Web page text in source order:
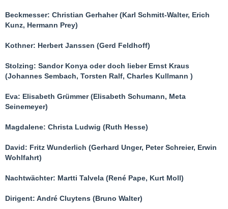
Beckmesser: Christian Gerhaher (Karl Schmitt-Walter, Erich
Kunz, Hermann Prey)
Kothner: Herbert Janssen (Gerd Feldhoff)
Stolzing: Sandor Konya oder doch lieber Ernst Kraus
(Johannes Sembach, Torsten Ralf, Charles Kullmann )
Eva: Elisabeth Grümmer (Elisabeth Schumann, Meta
Seinemeyer)
Magdalene: Christa Ludwig (Ruth Hesse)
David: Fritz Wunderlich (Gerhard Unger, Peter Schreier, Erwin
Wohlfahrt)
Nachtwächter: Martti Talvela (René Pape, Kurt Moll)
Dirigent: André Cluytens (Bruno Walter)